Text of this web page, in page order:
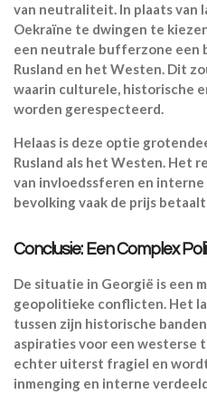
van neutraliteit. In plaats van
Oekraïne te dwingen te
een neutrale bufferzone een
Rusland en het Westen. Dit
waarin culturele, historische
worden gerespecteerd.
Helaas is deze optie
Rusland als het Westen. Het
van invloedssferen en
bevolking vaak de prijs
Conclusie: Een Complex
De situatie in Georgië is een
geopolitieke conflicten. Het
tussen zijn historische
aspiraties voor een westerse
echter uiterst fragiel en
inmenging en interne